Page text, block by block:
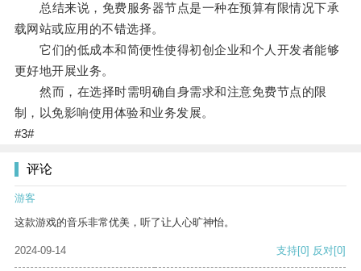
总结来说，免费服务器节点是一种在预算有限情况下承
载网站或应用的不错选择。
它们的低成本和简便性使得初创企业和个人开发者能够
更好地开展业务。
然而，在选择时需明确自身需求和注意免费节点的限
制，以免影响使用体验和业务发展。
#3#
评论
游客
这款游戏的音乐非常优美，听了让人心旷神怡。
2024-09-14 支持[0] 反对[0]